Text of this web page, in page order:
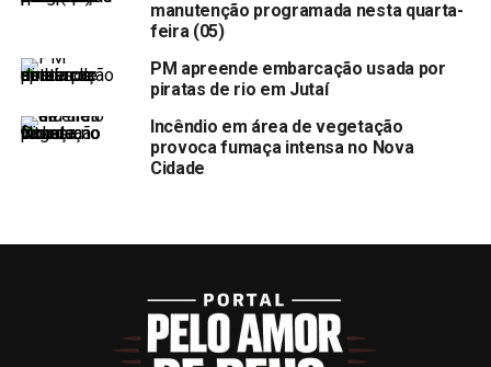
manutenção programada nesta quarta-
feira (05)
PM apreende embarcação usada por
piratas de rio em Jutaí
Incêndio em área de vegetação
provoca fumaça intensa no Nova
Cidade